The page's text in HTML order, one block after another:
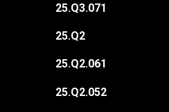
25.Q3.071
25.Q2
25.Q2.061
25.Q2.052